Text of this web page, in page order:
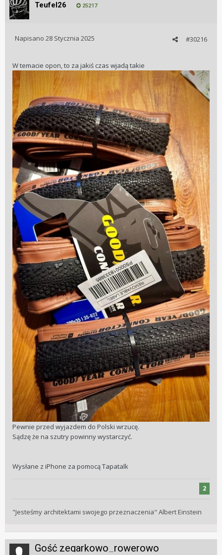
Teufel26 25217
#30216
Napisano 28 Stycznia 2025
W temacie opon, to za jakiś czas wjadą takie
Pewnie przed wyjazdem do Polski wrzucę.
Sądzę że na szutry powinny wystarczyć.
Wysłane z iPhone za pomocą Tapatalk
2
"Jesteśmy architektami swojego przeznaczenia" Albert Einstein
Gość zegarkowo_rowerowo